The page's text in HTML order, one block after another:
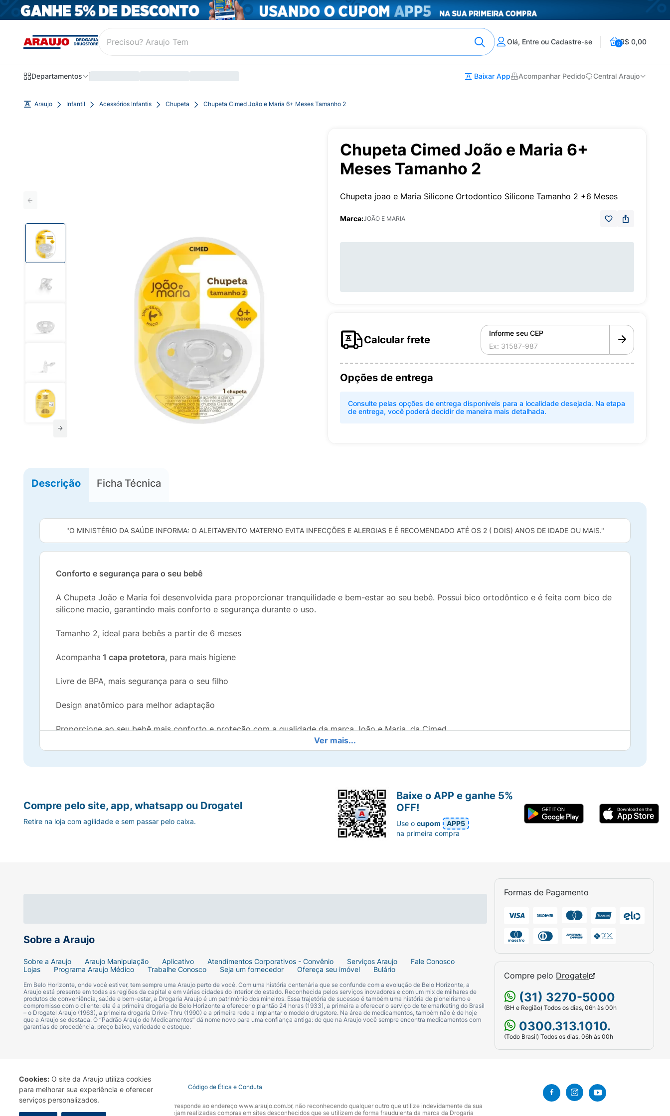
Cookies: O site da Araujo utiliza cookies
para melhorar sua experiência e oferecer
serviços personalizados.
Olá, Entre ou Cadastre-se 0R$ 0,00
Departamentos Baixar App Acompanhar Pedido Central Araujo
Araujo Infantil Acessórios Infantis Chupeta Chupeta Cimed João e Maria 6+ Meses Tamanho 2
Chupeta Cimed João e Maria 6+
Meses Tamanho 2
Chupeta joao e Maria Silicone Ortodontico Silicone Tamanho 2 +6 Meses
Marca:JOÃO E MARIA
Calcular frete
Informe seu CEP
Opções de entrega
Consulte pelas opções de entrega disponíveis para a localidade desejada. Na etapa
de entrega, você poderá decidir de maneira mais detalhada.
Descrição Ficha Técnica
"O MINISTÉRIO DA SAÚDE INFORMA: O ALEITAMENTO MATERNO EVITA INFECÇÕES E ALERGIAS E É RECOMENDADO ATÉ OS 2 ( DOIS) ANOS DE IDADE OU MAIS."
Conforto e segurança para o seu bebê
A Chupeta João e Maria foi desenvolvida para proporcionar tranquilidade e bem-estar ao seu bebê. Possui bico ortodôntico e é feita com bico de
silicone macio, garantindo mais conforto e segurança durante o uso.
Tamanho 2, ideal para bebês a partir de 6 meses
Acompanha 1 capa protetora, para mais higiene
Livre de BPA, mais segurança para o seu filho
Design anatômico para melhor adaptação
Proporcione ao seu bebê mais conforto e proteção com a qualidade da marca João e Maria, da Cimed.
Ver mais...
Sobre a Araujo
Sobre a Araujo Araujo Manipulação Aplicativo Atendimentos Corporativos - Convênio Serviços Araujo
Fale Conosco
Lojas
Programa Araujo Médico Trabalhe Conosco Seja um fornecedor Ofereça seu imóvel Bulário
Em Belo Horizonte, onde você estiver, tem sempre uma Araujo perto de você. Com uma história centenária que se confunde com a evolução de Belo Horizonte, a
Araujo está presente em todas as regiões da capital e em várias cidades do interior do estado. Reconhecida pelos serviços inovadores e com um mix de milhares de
produtos de conveniência, saúde e bem-estar, a Drogaria Araujo é um patrimônio dos mineiros. Essa trajetória de sucesso é também uma história de pioneirismo e
compromisso com o cliente: ela é a primeira drogaria de Belo Horizonte a oferecer o plantão 24 horas (1933), a primeira a oferecer o serviço de telemarketing do Brasil
– o Drogatel Araujo (1963), a primeira drogaria Drive-Thru (1990) e a primeira rede a implantar o modelo drugstore. Na área de medicamentos, também não é de hoje
que a Araujo se destaca. O “Padrão Araujo de Medicamentos” dá nome novo para uma confiança antiga: de que na Araujo você sempre encontra medicamentos com
garantias de procedência, preço baixo, variedade e estoque.
Formas de Pagamento
Compre pelo Drogatel
(31) 3270-5000
(BH e Região) Todos os dias, 06h às 00h
0300.313.1010.
(Todo Brasil) Todos os dias, 06h às 00h
Compre pelo site, app, whatsapp ou Drogatel
Retire na loja com agilidade e sem passar pelo caixa.
Baixe o APP e ganhe 5%
OFF!
Use ocupom
APP5
na primeira compra
Termo de Uso Portal da Privacidade Covid-19 Código de Ética e Conduta
A Drogaria Araujo S/A informa que o seu site oficial corresponde ao endereço www.araujo.com.br, não reconhecendo qualquer outro que utilize indevidamente da sua
marca. Para sua segurança recomendamos que não sejam realizadas compras em sites desconhecidos que se utilizem de forma fraudulenta da marca da Drogaria